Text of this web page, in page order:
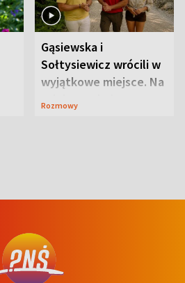
Gąsiewska i
Sołtysiewicz wrócili w
wyjątkowe miejsce. Na
szlaku czekał
Rozmowy